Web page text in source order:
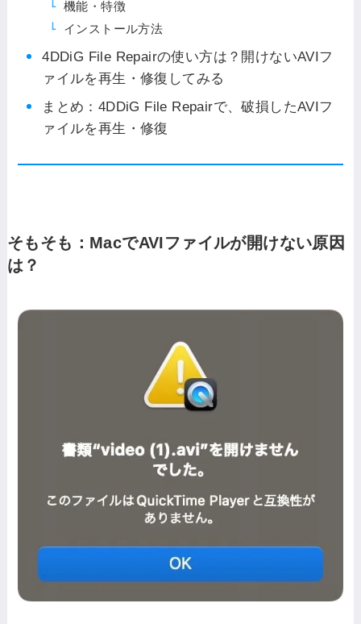
機能・特徴
インストール方法
4DDiG File Repairの使い方は？開けないAVIフ
ァイルを再生・修復してみる
まとめ：4DDiG File Repairで、破損したAVIフ
ァイルを再生・修復
そもそも：MacでAVIファイルが開けない原因
は？